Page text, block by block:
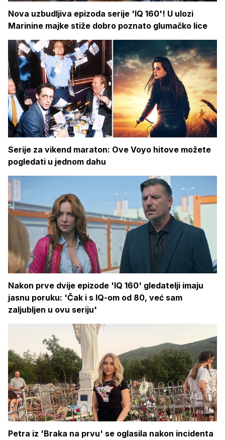
Nova uzbudljiva epizoda serije 'IQ 160'! U ulozi
Marinine majke stiže dobro poznato glumačko lice
Serije za vikend maraton: Ove Voyo hitove možete
pogledati u jednom dahu
Nakon prve dvije epizode 'IQ 160' gledatelji imaju
jasnu poruku: 'Čak i s IQ-om od 80, već sam
zaljubljen u ovu seriju'
Petra iz 'Braka na prvu' se oglasila nakon incidenta